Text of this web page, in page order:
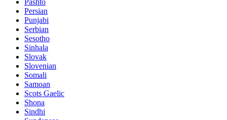
Pashto
Persian
Punjabi
Serbian
Sesotho
Sinhala
Slovak
Slovenian
Somali
Samoan
Scots Gaelic
Shona
Sindhi